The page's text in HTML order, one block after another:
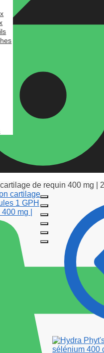
de requin 400 mg |